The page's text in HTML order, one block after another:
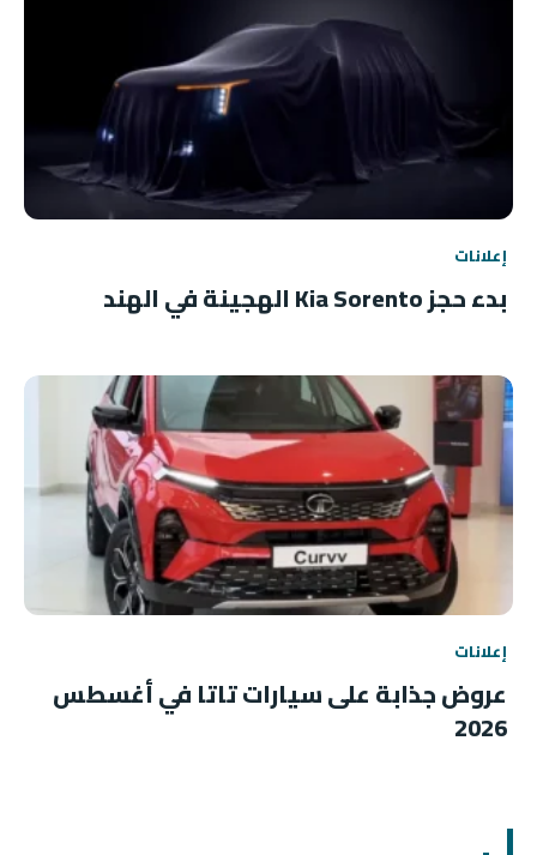
إعلانات
بدء حجز Kia Sorento الهجينة في الهند
إعلانات
عروض جذابة على سيارات تاتا في أغسطس
2026